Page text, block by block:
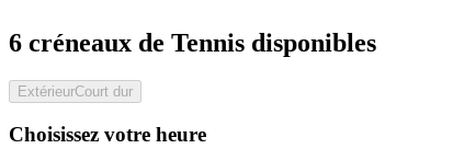
6 créneaux de Tennis disponibles
ExtérieurCourt dur
Choisissez votre heure